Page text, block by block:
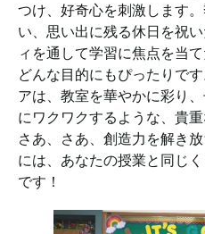
つけ、好奇心を刺激します
い、思い出に残る休日を祝
ィを通して学習に焦点を当
どんな目的にもぴったりで
アは、教室を華やかに彩り
にワクワクするような、貴
さあ、さあ、創造力を解き
には、あなたの授業と同じ
です！